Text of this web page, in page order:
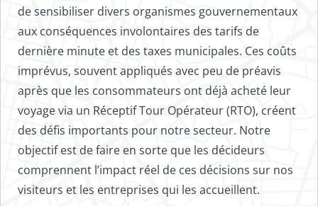
de sensibiliser divers organismes gouvernementaux
aux conséquences involontaires des tarifs de
dernière minute et des taxes municipales. Ces coûts
imprévus, souvent appliqués avec peu de préavis
après que les consommateurs ont déjà acheté leur
voyage via un Réceptif Tour Opérateur (RTO), créent
des défis importants pour notre secteur. Notre
objectif est de faire en sorte que les décideurs
comprennent l’impact réel de ces décisions sur nos
visiteurs et les entreprises qui les accueillent.